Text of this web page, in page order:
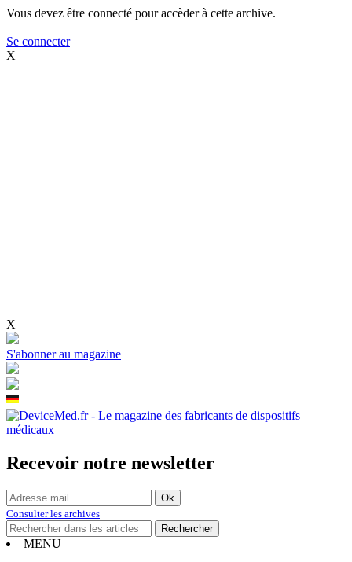
Vous devez être connecté pour accèder à cette archive.
Se connecter
X
X
S'abonner au magazine
Recevoir notre newsletter
Consulter les archives
MENU